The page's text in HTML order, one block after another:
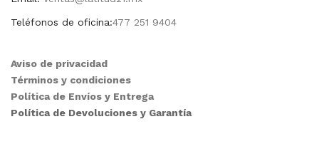
Teléfonos de oficina:477 251 9404
Aviso de privacidad
Términos y condiciones
Política de Envíos y Entrega
Política de Devoluciones y Garantía